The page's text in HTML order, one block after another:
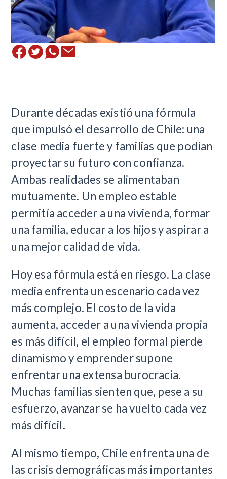
Durante décadas existió una fórmula
que impulsó el desarrollo de Chile: una
clase media fuerte y familias que podían
proyectar su futuro con confianza.
Ambas realidades se alimentaban
mutuamente. Un empleo estable
permitía acceder a una vivienda, formar
una familia, educar a los hijos y aspirar a
una mejor calidad de vida.
Hoy esa fórmula está en riesgo. La clase
media enfrenta un escenario cada vez
más complejo. El costo de la vida
aumenta, acceder a una vivienda propia
es más difícil, el empleo formal pierde
dinamismo y emprender supone
enfrentar una extensa burocracia.
Muchas familias sienten que, pese a su
esfuerzo, avanzar se ha vuelto cada vez
más difícil.
Al mismo tiempo, Chile enfrenta una de
las crisis demográficas más importantes